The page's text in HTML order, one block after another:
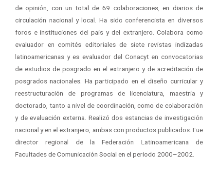
de opinión, con un total de 69 colaboraciones, en diarios de
circulación nacional y local. Ha sido conferencista en diversos
foros e instituciones del país y del extranjero. Colabora como
evaluador en comités editoriales de siete revistas indizadas
latinoamericanas y es evaluador del Conacyt en convocatorias
de estudios de posgrado en el extranjero y de acreditación de
posgrados nacionales. Ha participado en el diseño curricular y
reestructuración de programas de licenciatura, maestría y
doctorado, tanto a nivel de coordinación, como de colaboración
y de evaluación externa. Realizó dos estancias de investigación
nacional y en el extranjero, ambas con productos publicados. Fue
director regional de la Federación Latinoamericana de
Facultades de Comunicación Social en el periodo 2000–2002.